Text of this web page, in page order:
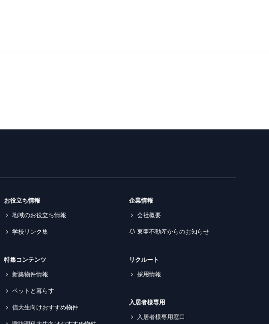
お役立ち情報
地域のお役立ち情報
学校リンク集
特集コンテンツ
新築物件情報
ペットと暮らす
信大生向けおすすめ物件
企業情報
会社概要
東亜不動産からのお知らせ
リクルート
採用情報
入居者様専用
入居者様専用窓口